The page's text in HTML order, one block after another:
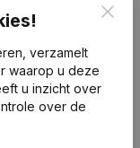
7.800
€58.795
3.442
verzamelt
waarop u deze
u inzicht over
over de